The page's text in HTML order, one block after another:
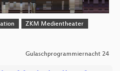
ZKM Medientheater
Gulaschprogrammiernacht 24